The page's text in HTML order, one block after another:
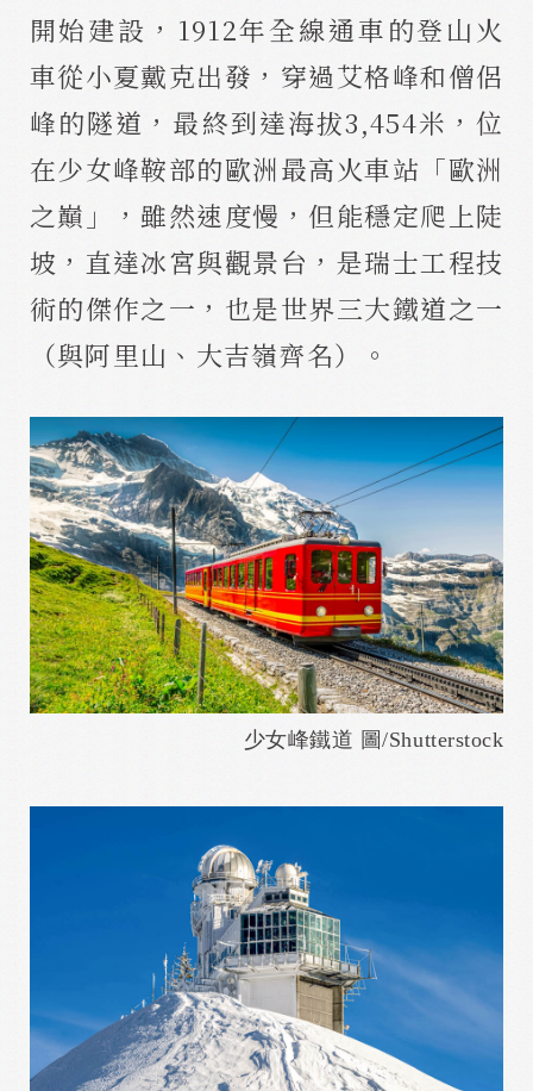
開始建設，1912年全線通車的登山火
車從小夏戴克出發，穿過艾格峰和僧侶
峰的隧道，最終到達海拔3,454米，位
在少女峰鞍部的歐洲最高火車站「歐洲
之巔」，雖然速度慢，但能穩定爬上陡
坡，直達冰宮與觀景台，是瑞士工程技
術的傑作之一，也是世界三大鐵道之一
（與阿里山、大吉嶺齊名）。
少女峰鐵道 圖/Shutterstock